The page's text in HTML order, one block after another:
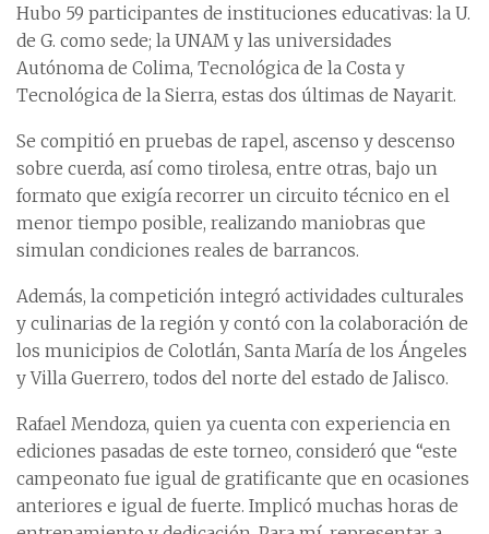
Hubo 59 participantes de instituciones educativas: la U.
de G. como sede; la UNAM y las universidades
Autónoma de Colima, Tecnológica de la Costa y
Tecnológica de la Sierra, estas dos últimas de Nayarit.
Se compitió en pruebas de rapel, ascenso y descenso
sobre cuerda, así como tirolesa, entre otras, bajo un
formato que exigía recorrer un circuito técnico en el
menor tiempo posible, realizando maniobras que
simulan condiciones reales de barrancos.
Además, la competición integró actividades culturales
y culinarias de la región y contó con la colaboración de
los municipios de Colotlán, Santa María de los Ángeles
y Villa Guerrero, todos del norte del estado de Jalisco.
Rafael Mendoza, quien ya cuenta con experiencia en
ediciones pasadas de este torneo, consideró que “este
campeonato fue igual de gratificante que en ocasiones
anteriores e igual de fuerte. Implicó muchas horas de